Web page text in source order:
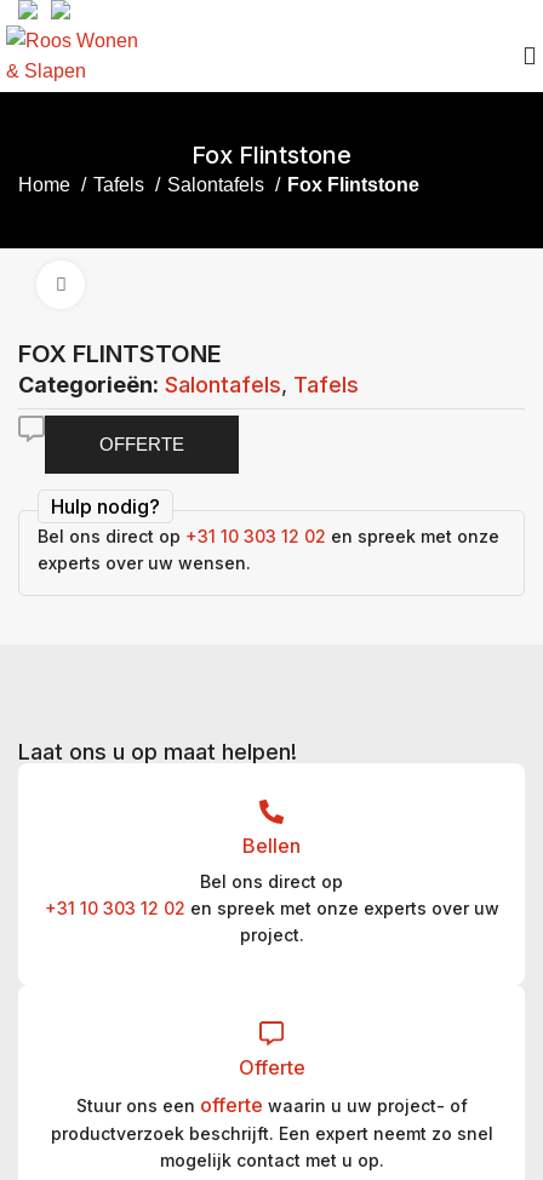
Fox Flintstone
Home Tafels Salontafels Fox Flintstone
FOX FLINTSTONE
Categorieën: Salontafels, Tafels
OFFERTE
Hulp nodig?
Bel ons direct op +31 10 303 12 02 en spreek met onze
experts over uw wensen.
Laat ons u op maat helpen!
Bellen
Bel ons direct op
+31 10 303 12 02 en spreek met onze experts over uw
project.
Offerte
Stuur ons een offerte waarin u uw project- of
productverzoek beschrijft. Een expert neemt zo snel
mogelijk contact met u op.